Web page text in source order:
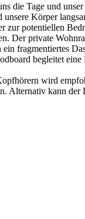
Tage und
Körper
zur potentiellen
Der private
fragmentiertes
begleitet
wird
Alternativ kann